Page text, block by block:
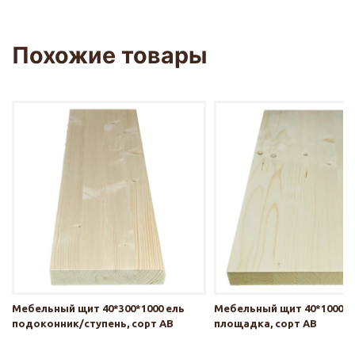
Похожие товары
Мебельный щит 40*300*1000 ель
подоконник/ступень, сорт АВ
Мебельный щит
площадка, сорт АВ